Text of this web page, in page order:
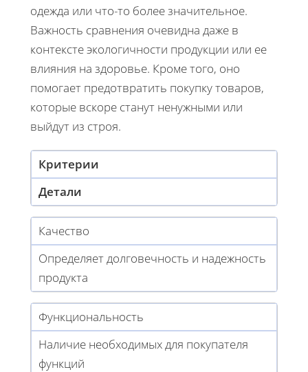
одежда или что-то более значительное.
Важность сравнения очевидна даже в
контексте экологичности продукции или ее
влияния на здоровье. Кроме того, оно
помогает предотвратить покупку товаров,
которые вскоре станут ненужными или
выйдут из строя.
Критерии
Детали
Качество
Определяет долговечность и надежность
продукта
Функциональность
Наличие необходимых для покупателя
функций